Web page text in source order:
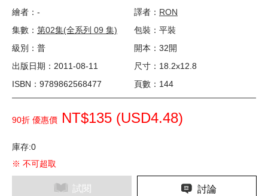
繪者：-
譯者： RON
集數： 第02集(全系列 09 集)
包裝：平裝
級別：普
開本：32開
出版日期：2011-08-11
尺寸：18.2x12.8
ISBN：9789862568477
頁數：144
90折 優惠價 NT$135 (USD4.48)
庫存:0
※ 不可超取
試閱 討論